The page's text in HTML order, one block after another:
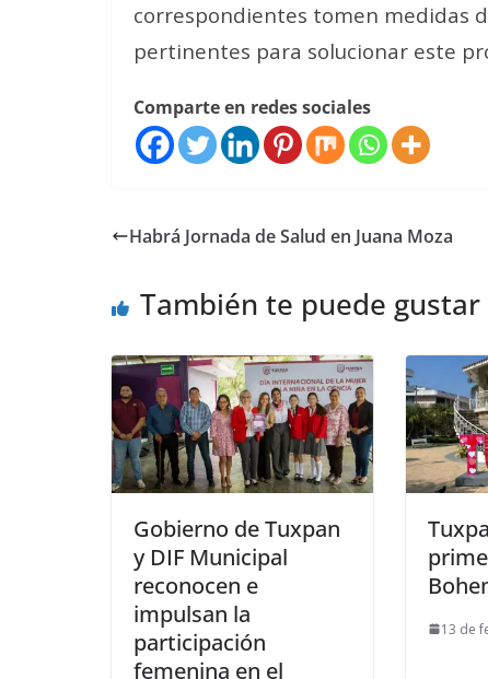
correspondientes tomen medidas
pertinentes para solucionar este
Comparte en redes sociales
Habrá Jornada de Salud en Juana Moza
También te puede gustar
Gobierno de Tuxpan
y DIF Municipal
reconocen e
impulsan la
participación
femenina en el
13 de